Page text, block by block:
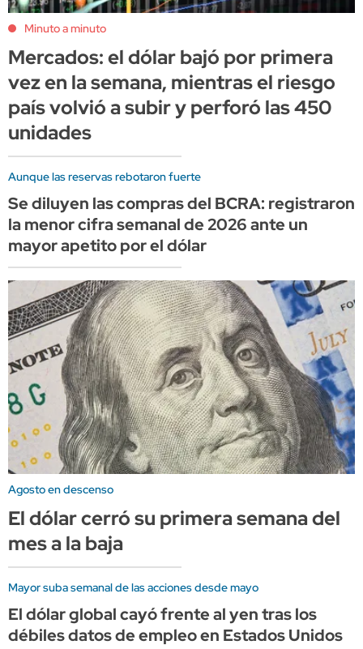
Minuto a minuto
Mercados: el dólar bajó por primera
vez en la semana, mientras el riesgo
país volvió a subir y perforó las 450
unidades
Aunque las reservas rebotaron fuerte
Se diluyen las compras del BCRA: registraron
la menor cifra semanal de 2026 ante un
mayor apetito por el dólar
Agosto en descenso
El dólar cerró su primera semana del
mes a la baja
Mayor suba semanal de las acciones desde mayo
El dólar global cayó frente al yen tras los
débiles datos de empleo en Estados Unidos